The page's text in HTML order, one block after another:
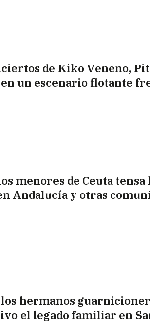
de Kiko Veneno,
un escenario flotante
menores de Ceuta tensa
Andalucía y otras
los hermanos
el legado familiar en